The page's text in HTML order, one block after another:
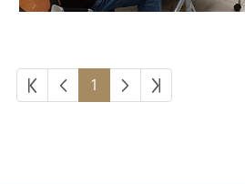
第一頁上一頁
1 下一頁最後頁